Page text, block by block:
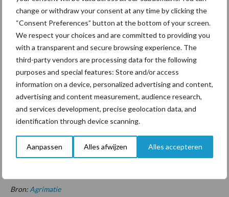
change or withdraw your consent at any time by clicking the
“Consent Preferences” button at the bottom of your screen.
We respect your choices and are committed to providing you
with a transparent and secure browsing experience. The
third-party vendors are processing data for the following
purposes and special features: Store and/or access
information on a device, personalized advertising and content,
advertising and content measurement, audience research,
and services development, precise geolocation data, and
identification through device scanning.
Aanpassen Alles afwijzen Alles accepteren
Zowel de stemmingsindex als de middellange-termijnverwachting
steeg en liggen beide hoger dan het langjarig gemiddelde.
“De melkprijs voor biologisch is op niveau gebleven, terwijl die
voor reguliere melk sterk afnam. Voor plantaardige producten
was de oogst goed bij weinig uitval” geeft WSER-onderzoeker
Coen van Ruiten aan. Collega Katja Logatcheva vult aan: “Ook de
afzet ontwikkelt zich positief. In het derde kwartaal van 2025
steeg de verkoop van biologische aardappelen, groente, fruit,
Bron: Agrimatie